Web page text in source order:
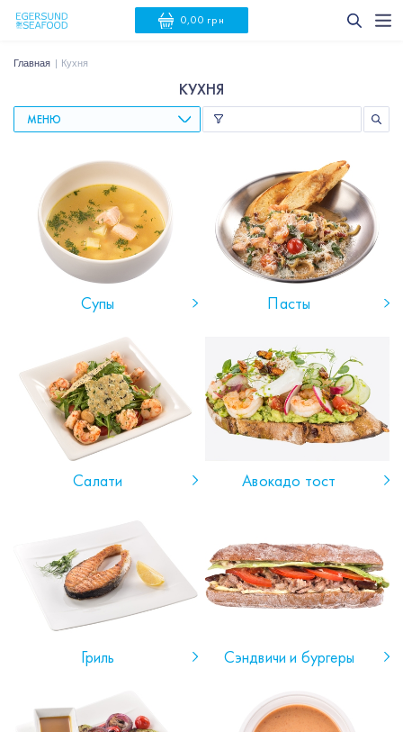
0,00 грн
Главная Кухня
КУХНЯ
МЕНЮ
Супы Пасты
Салати Авокадо тост
Гриль Сэндвичи и бургеры